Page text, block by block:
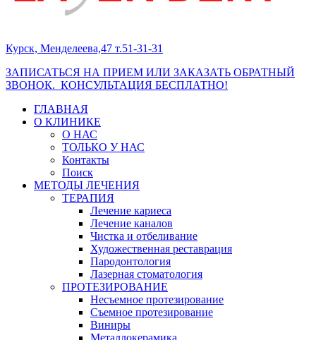
Курск, Менделеева,47 т.51-31-31
ЗАПИСАТЬСЯ НА ПРИЕМ ИЛИ ЗАКАЗАТЬ ОБРАТНЫЙ
ЗВОНОК. КОНСУЛЬТАЦИЯ БЕСПЛАТНО!
ГЛАВНАЯ
О КЛИНИКЕ
О НАС
ТОЛЬКО У НАС
Контакты
Поиск
МЕТОДЫ ЛЕЧЕНИЯ
ТЕРАПИЯ
Лечение кариеса
Лечение каналов
Чистка и отбеливание
Художественная реставрация
Пародонтология
Лазерная стоматология
ПРОТЕЗИРОВАНИЕ
Несъемное протезирование
Съемное протезирование
Виниры
Металлокерамика